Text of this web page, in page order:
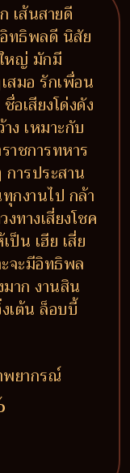
เส้นสายดี
อิทธิพลดี นิสัย
หญ่ มักมี
สมอ รักเพื่อน
อเสียงโด่งดัง
ง เหมาะกับ
าชการทหาร
การประสาน
กงานไป กล้า
ทางเสี่ยงโชค
ป็น เฮีย เสี่ย
จะมีอิทธิพล
าก งานสิน
เต้น ล็อบบี้
พยากรณ์